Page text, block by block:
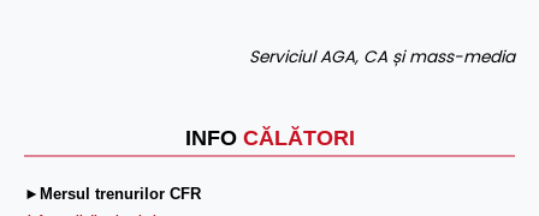
INFO CĂLĂTORI
►Mersul trenurilor CFR
Serviciul AGA, CA și mass-media